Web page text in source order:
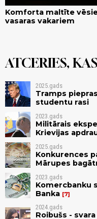
Komforta maltīte
vasaras vakariem
ATCERIES,
2025.gads
Tramps
studentu rasi
2023.gads
Militārais
Krievijas
2025.gads
Konkurences
Mārupes
2023.gads
Komercbanku
Banka 7
2024.gads
Roibušs -